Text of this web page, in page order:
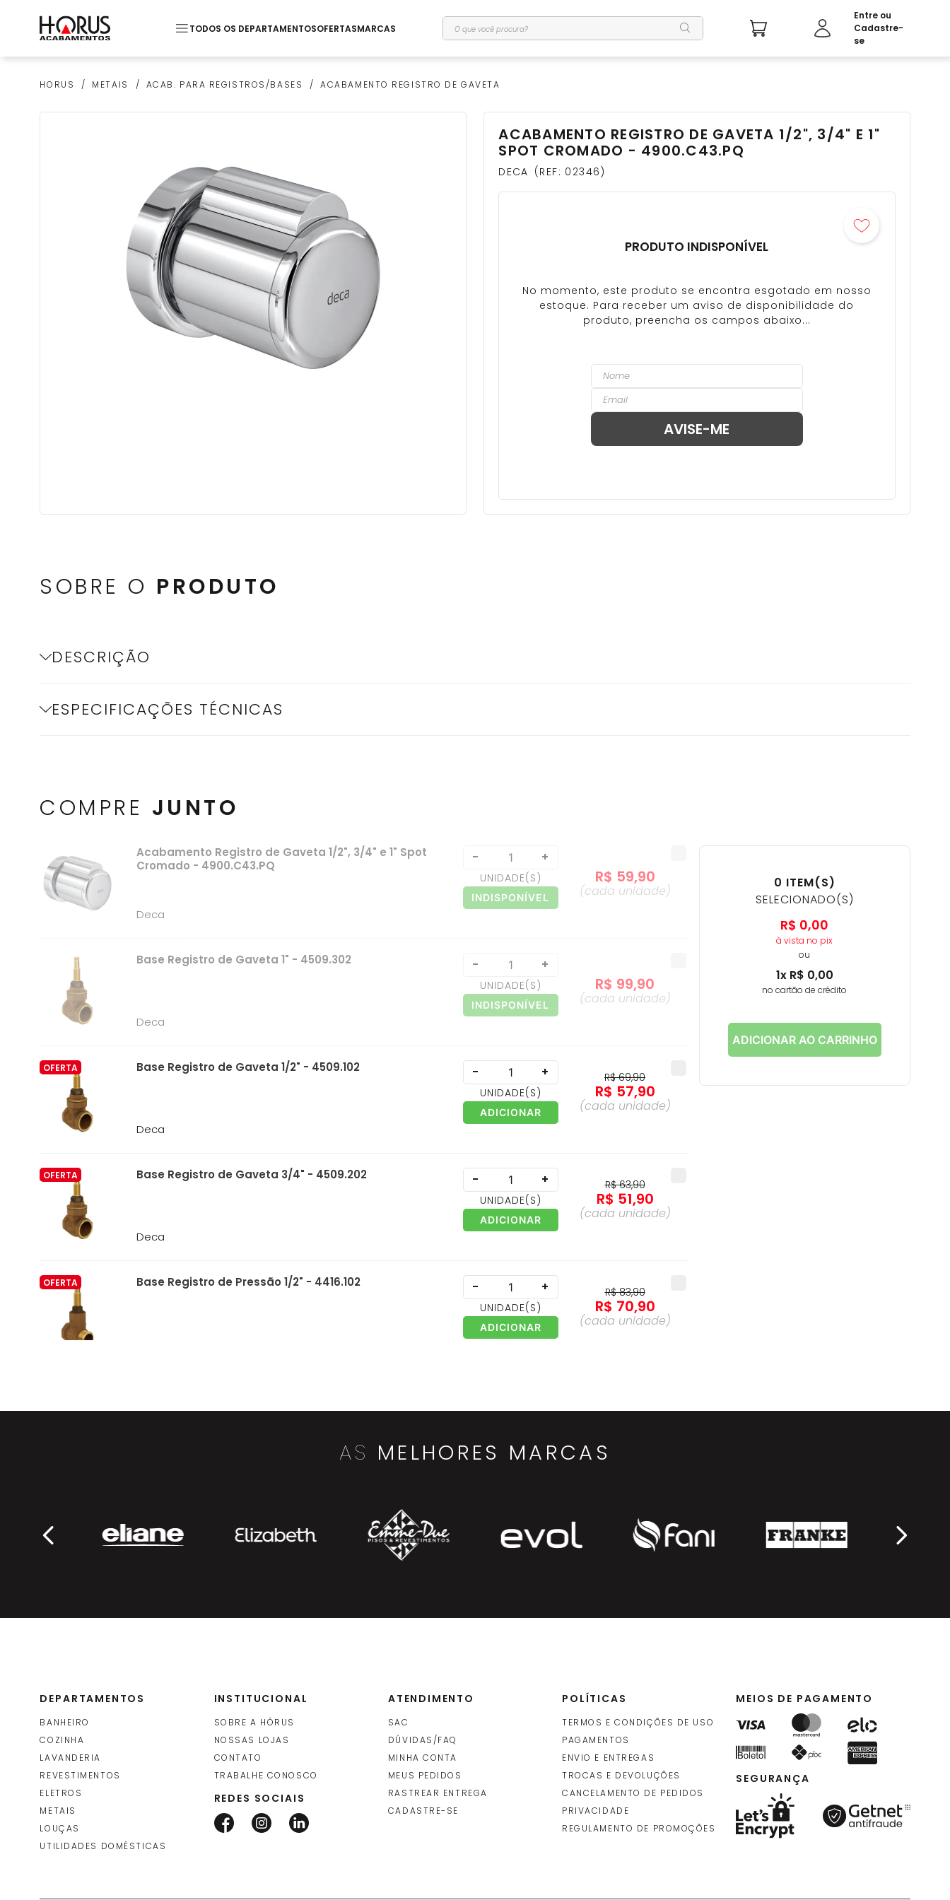
TODOS OS DEPARTAMENTOSOFERTASMARCAS O que você procura?
HORUS METAIS ACAB. PARA REGISTROS/BASES ACABAMENTO REGISTRO DE GAVETA
ACABAMENTO REGISTRO DE GAVETA 1/2", 3/4" E 1"
SPOT CROMADO - 4900.C43.PQ
DECA REF: 02346
PRODUTO INDISPONÍVEL
SOBRE O PRODUTO
DESCRIÇÃO
ESPECIFICAÇÕES TÉCNICAS
COMPRE JUNTO
Acabamento Registro de Gaveta 1/2", 3/4" e 1" Spot
Cromado - 4900.C43.PQ
Deca
- +
UNIDADE(S)
INDISPONÍVEL
R$ 59,90
(cada unidade)
Base Registro de Gaveta 1" - 4509.302
Deca
- +
UNIDADE(S)
INDISPONÍVEL
R$ 99,90
(cada unidade)
OFERTA Base Registro de Gaveta 1/2" - 4509.102
Deca
- +
UNIDADE(S)
ADICIONAR
R$ 69,90
R$ 57,90
(cada unidade)
OFERTA Base Registro de Gaveta 3/4" - 4509.202
Deca
- +
UNIDADE(S)
ADICIONAR
R$ 63,90
R$ 51,90
(cada unidade)
OFERTA Base Registro de Pressão 1/2" - 4416.102 - +
UNIDADE(S)
ADICIONAR
R$ 83,90
R$ 70,90
(cada unidade)
UNIDADE(S) R$56,90
ADICIONAR
109,90
unidade)
0 ITEM(S)
SELECIONADO(S)
R$ 0,00
à vista no pix
ou
1x R$ 0,00
no cartão de crédito
ADICIONAR AO CARRINHO
AS MELHORES MARCAS
DEPARTAMENTOS
BANHEIRO
COZINHA
LAVANDERIA
REVESTIMENTOS
ELETROS
METAIS
LOUÇAS
UTILIDADES DOMÉSTICAS
INSTITUCIONAL
SOBRE A HÓRUS
NOSSAS LOJAS
CONTATO
TRABALHE CONOSCO
REDES SOCIAIS
ATENDIMENTO
SAC
DÚVIDAS/FAQ
MINHA CONTA
MEUS PEDIDOS
RASTREAR ENTREGA
CADASTRE-SE
POLÍTICAS
TERMOS E CONDIÇÕES DE USO
PAGAMENTOS
ENVIO E ENTREGAS
TROCAS E DEVOLUÇÕES
CANCELAMENTO DE PEDIDOS
PRIVACIDADE
REGULAMENTO DE PROMOÇÕES
MEIOS DE PAGAMENTO
SEGURANÇA